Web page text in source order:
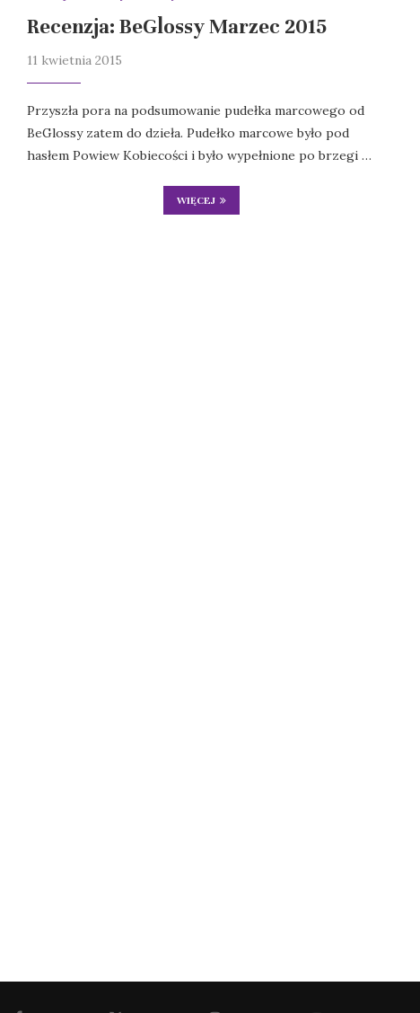
Recenzja: BeGlossy Marzec 2015
11 kwietnia 2015
Przyszła pora na podsumowanie pudełka marcowego od
BeGlossy zatem do dzieła. Pudełko marcowe było pod
hasłem Powiew Kobiecości i było wypełnione po brzegi …
WIĘCEJ